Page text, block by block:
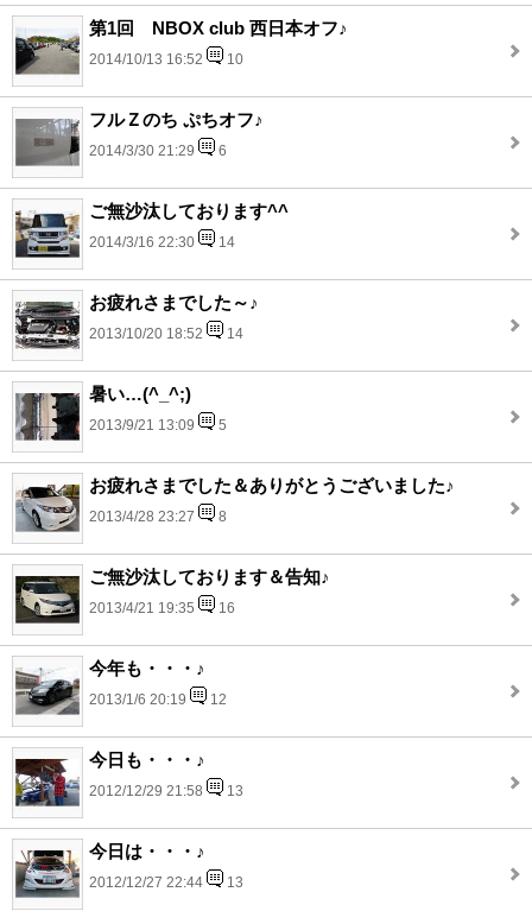
第1回 NBOX club 西日本オフ♪
2014/10/13 16:52 10
フルＺのち ぷちオフ♪
2014/3/30 21:29 6
ご無沙汰しております^^
2014/3/16 22:30 14
お疲れさまでした～♪
2013/10/20 18:52 14
暑い…(^_^;)
2013/9/21 13:09 5
お疲れさまでした＆ありがとうございました♪
2013/4/28 23:27 8
ご無沙汰しております＆告知♪
2013/4/21 19:35 16
今年も・・・♪
2013/1/6 20:19 12
今日も・・・♪
2012/12/29 21:58 13
今日は・・・♪
2012/12/27 22:44 13